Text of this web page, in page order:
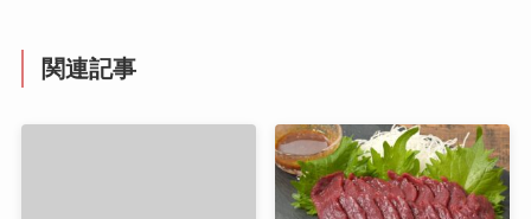
関連記事